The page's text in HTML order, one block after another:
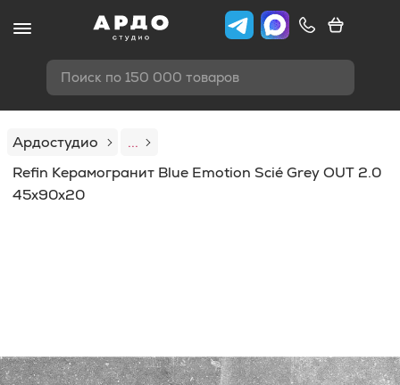
Поиск по 150 000 товаров
Ардостудио
...
Refin Керамогранит Blue Emotion Scié Grey OUT 2.0
45x90x20